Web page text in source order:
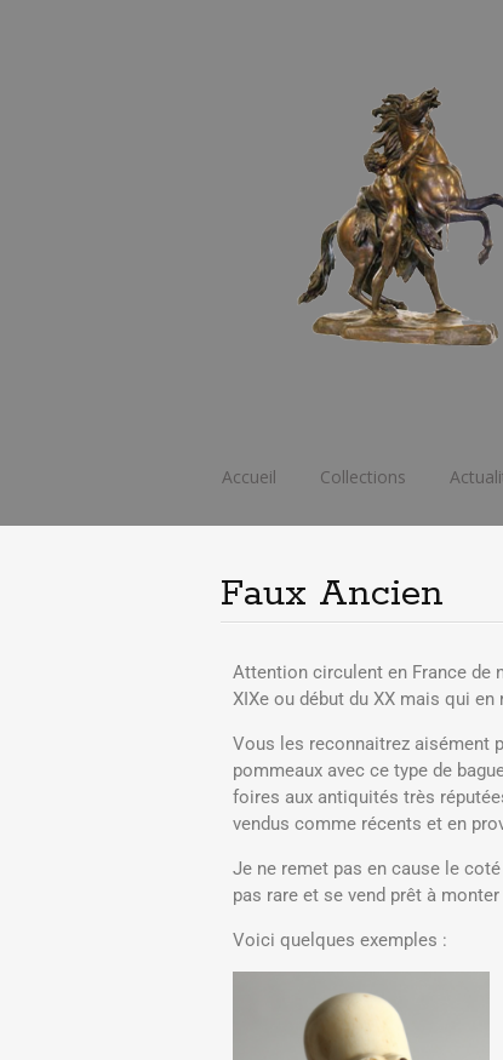
Accueil Collections
Faux Ancien
Attention circulent en France de
XIXe ou début du XX mais qui
Vous les reconnaitrez aisément
pommeaux avec ce type de
foires aux antiquités très
vendus comme récents et en
Je ne remet pas en cause le
pas rare et se vend prêt à
Voici quelques exemples :